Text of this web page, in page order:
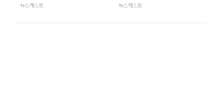
뉴스캐스트 뉴스캐스트